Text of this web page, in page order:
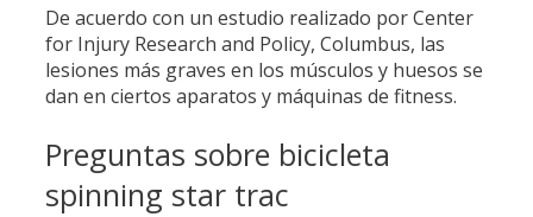
De acuerdo con un estudio realizado por Center
for Injury Research and Policy, Columbus, las
lesiones más graves en los músculos y huesos se
dan en ciertos aparatos y máquinas de fitness.
Preguntas sobre bicicleta
spinning star trac